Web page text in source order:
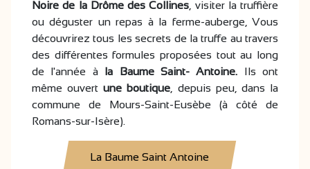
Noire de la Drôme des Collines , visiter la truffière
ou déguster un repas à la ferme-auberge, Vous
découvrirez tous les secrets de la truffe au travers
des différentes formules proposées tout au long
de l'année àla Baume Saint- Antoine. Ils ont
même ouvertune boutique , depuis peu, dans la
commune de Mours-Saint-Eusèbe (à côté de
Romans-sur-Isère).
La Baume Saint Antoine